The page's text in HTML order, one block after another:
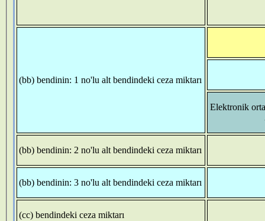
(bb) bendinin: 1 no'lu alt bendindeki ceza miktarı
Elektronik
(bb) bendinin: 2 no'lu alt bendindeki ceza miktarı
(bb) bendinin: 3 no'lu alt bendindeki ceza miktarı
(cc) bendindeki ceza miktarı